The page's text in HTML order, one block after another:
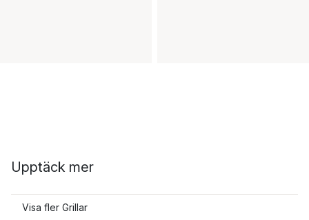
Upptäck mer
Visa fler Grillar